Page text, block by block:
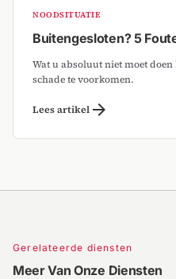
NOODSITUATIE
Buitengesloten? 5
Wat u absoluut niet moet
schade te voorkomen.
Lees artikel arrow_forward
Gerelateerde diensten
Meer Van Onze Diensten